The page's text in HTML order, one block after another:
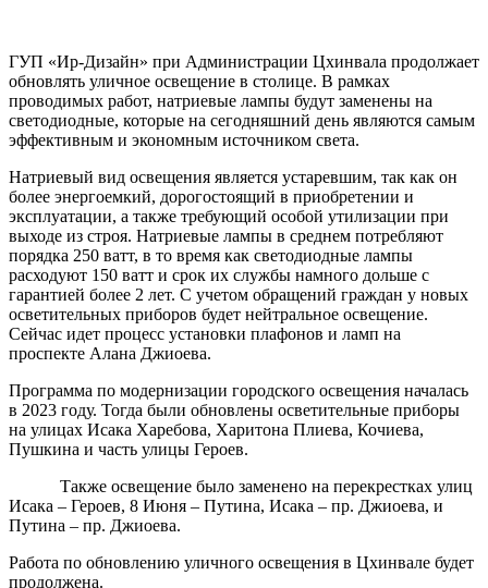
ГУП «Ир-Дизайн» при Администрации Цхинвала продолжает
обновлять уличное освещение в столице. В рамках
проводимых работ, натриевые лампы будут заменены на
светодиодные, которые на сегодняшний день являются самым
эффективным и экономным источником света.
Натриевый вид освещения является устаревшим, так как он
более энергоемкий, дорогостоящий в приобретении и
эксплуатации, а также требующий особой утилизации при
выходе из строя. Натриевые лампы в среднем потребляют
порядка 250 ватт, в то время как светодиодные лампы
расходуют 150 ватт и срок их службы намного дольше с
гарантией более 2 лет. С учетом обращений граждан у новых
осветительных приборов будет нейтральное освещение.
Сейчас идет процесс установки плафонов и ламп на
проспекте Алана Джиоева.
Программа по модернизации городского освещения началась
в 2023 году. Тогда были обновлены осветительные приборы
на улицах Исака Харебова, Харитона Плиева, Кочиева,
Пушкина и часть улицы Героев.
Также освещение было заменено на перекрестках улиц
Исака – Героев, 8 Июня – Путина, Исака – пр. Джиоева, и
Путина – пр. Джиоева.
Работа по обновлению уличного освещения в Цхинвале будет
продолжена.